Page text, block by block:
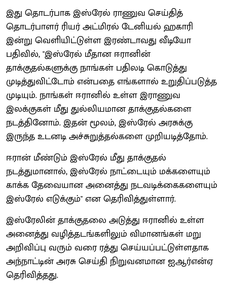
இது தொடர்பாக இஸ்ரேல் ராணுவ செய்தித்
தொடர்பாளர் ரியர் அட்மிரல் டேனியல் ஹகாரி
இன்று வெளியிட்டுள்ள இரண்டாவது வீடியோ
பதிவில், "இஸ்ரேல் மீதான ஈரானின்
தாக்குதல்களுக்கு நாங்கள் பதிலடி கொடுத்து
முடித்துவிட்டோம் என்பதை எங்களால் உறுதிப்படுத்த
முடியும். நாங்கள் ஈரானில் உள்ள இராணுவ
இலக்குகள் மீது துல்லியமான தாக்குதல்களை
நடத்தினோம். இதன் மூலம், இஸ்ரேல் அரசுக்கு
இருந்த உடனடி அச்சுறுத்தல்களை முறியடித்தோம்.
ஈரான் மீண்டும் இஸ்ரேல் மீது தாக்குதல்
நடத்துமானால், இஸ்ரேல் நாட்டையும் மக்களையும்
காக்க தேவையான அனைத்து நடவடிக்கைகளையும்
இஸ்ரேல் எடுக்கும்" என தெரிவித்துள்ளார்.
இஸ்ரேலின் தாக்குதலை அடுத்து ஈரானில் உள்ள
அனைத்து வழித்தடங்களிலும் விமானங்கள் மறு
அறிவிப்பு வரும் வரை ரத்து செய்யப்பட்டுள்ளதாக
அந்நாட்டின் அரசு செய்தி நிறுவனமான ஐஆர்என்ஏ
தெரிவித்தது.